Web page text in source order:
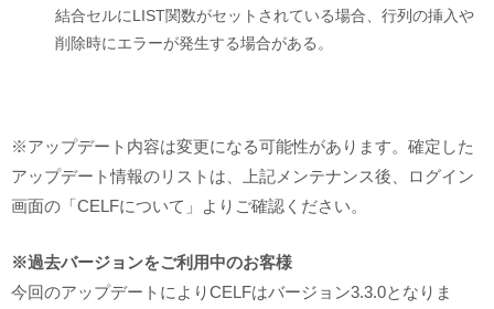
結合セルにLIST関数がセットされている場合、行列の挿入や
削除時にエラーが発生する場合がある。
※アップデート内容は変更になる可能性があります。確定した
アップデート情報のリストは、上記メンテナンス後、ログイン
画面の「CELFについて」よりご確認ください。
※過去バージョンをご利用中のお客様
今回のアップデートによりCELFはバージョン3.3.0となりま